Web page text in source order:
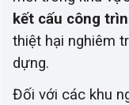
kết cấu công
thiệt hại nghiêm
dựng.
Đối với các khu